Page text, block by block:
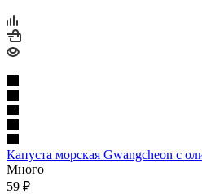
Капуста морская Gwangcheon с
Много
59 ₽